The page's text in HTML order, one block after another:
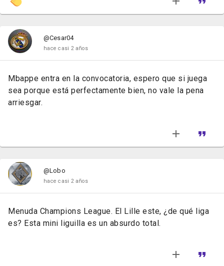
@Cesar04
hace casi 2 años
Mbappe entra en la convocatoria, espero que si juega
sea porque está perfectamente bien, no vale la pena
arriesgar.
@Lobo
hace casi 2 años
Menuda Champions League. El Lille este, ¿de qué liga
es? Esta mini liguilla es un absurdo total.